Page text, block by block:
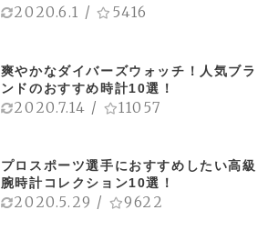
2020.6.1 / 5416
爽やかなダイバーズウォッチ！人気ブラ
ンドのおすすめ時計10選！
2020.7.14 / 11057
プロスポーツ選手におすすめしたい高級
腕時計コレクション10選！
2020.5.29 / 9622